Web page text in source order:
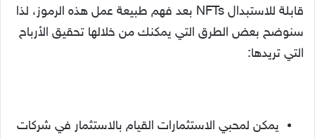
قابلة للاستبدال NFTs بعد فهم طبيعة عمل هذه الرموز، لذا
سنوضح بعض الطرق التي يمكنك من خلالها تحقيق الأرباح
التي تريدها:
يمكن لمحبي الاستثمارات القيام بالاستثمار في شركات